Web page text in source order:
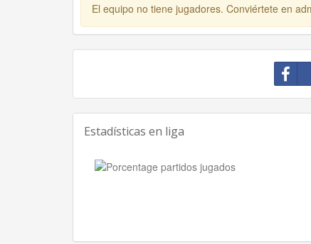
El equipo no tiene jugadores. Conviértete en
Estadísticas en liga